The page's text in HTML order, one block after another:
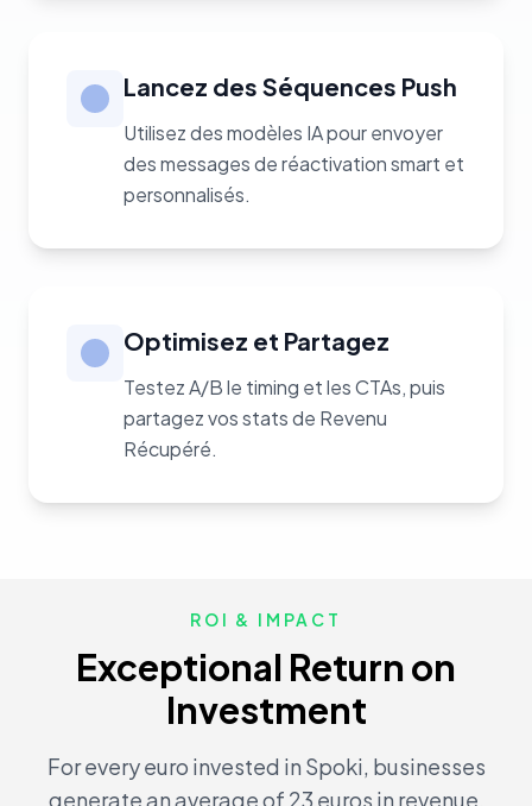
Lancez des Séquences Push
Utilisez des modèles IA pour envoyer
des messages de réactivation smart et
personnalisés.
Optimisez et Partagez
Testez A/B le timing et les CTAs, puis
partagez vos stats de Revenu
Récupéré.
ROI & IMPACT
Exceptional Return on
Investment
For every euro invested in Spoki, businesses
generate an average of 23 euros in revenue.